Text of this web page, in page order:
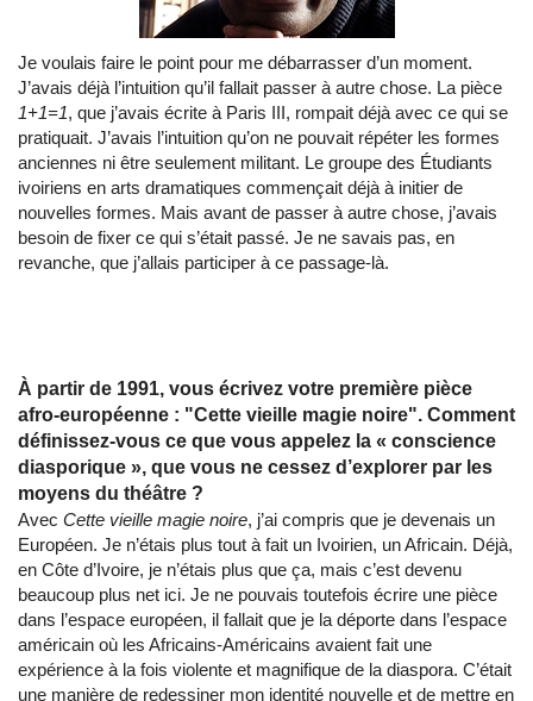
Je voulais faire le point pour me débarrasser d’un moment.
J’avais déjà l’intuition qu’il fallait passer à autre chose. La pièce
1+1=1, que j’avais écrite à Paris III, rompait déjà avec ce qui se
pratiquait. J’avais l’intuition qu’on ne pouvait répéter les formes
anciennes ni être seulement militant. Le groupe des Étudiants
ivoiriens en arts dramatiques commençait déjà à initier de
nouvelles formes. Mais avant de passer à autre chose, j’avais
besoin de fixer ce qui s’était passé. Je ne savais pas, en
revanche, que j’allais participer à ce passage-là.
À partir de 1991, vous écrivez votre première pièce
afro-européenne : "Cette vieille magie noire". Comment
définissez-vous ce que vous appelez la « conscience
diasporique », que vous ne cessez d’explorer par les
moyens du théâtre ?
Avec Cette vieille magie noire, j’ai compris que je devenais un
Européen. Je n’étais plus tout à fait un Ivoirien, un Africain. Déjà,
en Côte d’Ivoire, je n’étais plus que ça, mais c’est devenu
beaucoup plus net ici. Je ne pouvais toutefois écrire une pièce
dans l’espace européen, il fallait que je la déporte dans l’espace
américain où les Africains-Américains avaient fait une
expérience à la fois violente et magnifique de la diaspora. C’était
une manière de redessiner mon identité nouvelle et de mettre en